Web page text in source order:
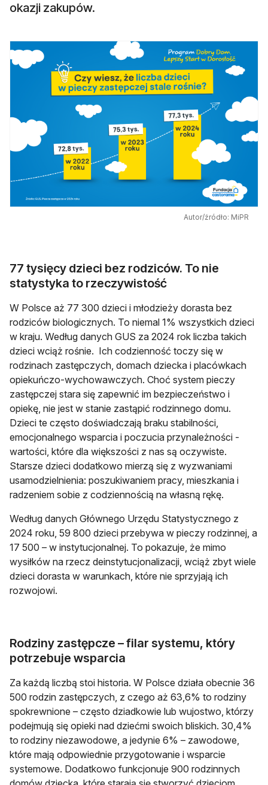
okazji zakupów.
Autor/źródło: MiPR
77 tysięcy dzieci bez rodziców. To nie
statystyka to rzeczywistość
W Polsce aż 77 300 dzieci i młodzieży dorasta bez
rodziców biologicznych. To niemal 1% wszystkich dzieci
w kraju. Według danych GUS za 2024 rok liczba takich
dzieci wciąż rośnie. Ich codzienność toczy się w
rodzinach zastępczych, domach dziecka i placówkach
opiekuńczo-wychowawczych. Choć system pieczy
zastępczej stara się zapewnić im bezpieczeństwo i
opiekę, nie jest w stanie zastąpić rodzinnego domu.
Dzieci te często doświadczają braku stabilności,
emocjonalnego wsparcia i poczucia przynależności -
wartości, które dla większości z nas są oczywiste.
Starsze dzieci dodatkowo mierzą się z wyzwaniami
usamodzielnienia: poszukiwaniem pracy, mieszkania i
radzeniem sobie z codziennością na własną rękę.
Według danych Głównego Urzędu Statystycznego z
2024 roku, 59 800 dzieci przebywa w pieczy rodzinnej, a
17 500 – w instytucjonalnej. To pokazuje, że mimo
wysiłków na rzecz deinstytucjonalizacji, wciąż zbyt wiele
dzieci dorasta w warunkach, które nie sprzyjają ich
rozwojowi.
Rodziny zastępcze – filar systemu, który
potrzebuje wsparcia
Za każdą liczbą stoi historia. W Polsce działa obecnie 36
500 rodzin zastępczych, z czego aż 63,6% to rodziny
spokrewnione – często dziadkowie lub wujostwo, którzy
podejmują się opieki nad dziećmi swoich bliskich. 30,4%
to rodziny niezawodowe, a jedynie 6% – zawodowe,
które mają odpowiednie przygotowanie i wsparcie
systemowe. Dodatkowo funkcjonuje 900 rodzinnych